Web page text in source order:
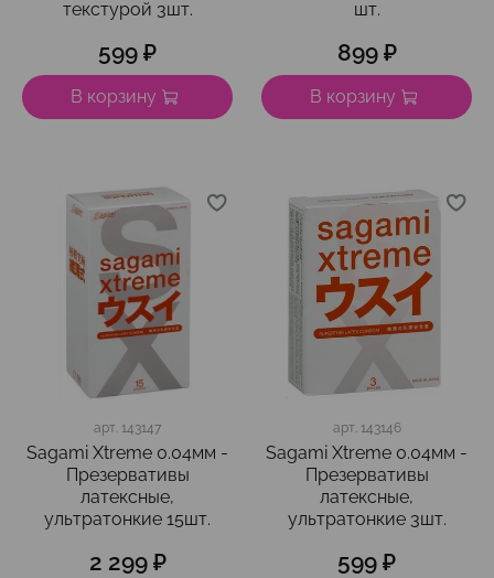
текстурой 3шт.
599 ₽
В корзину
шт.
899 ₽
В корзину
арт. 143147
Sagami Xtreme 0.04мм -
Презервативы
латексные,
ультратонкие 15шт.
2 299 ₽
арт. 143146
Sagami Xtreme 0.04мм -
Презервативы
латексные,
ультратонкие 3шт.
599 ₽